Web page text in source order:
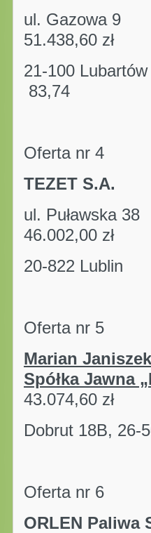
ul.
51.438,60 zł
21-100
83,74
Oferta nr 4
TEZET S.A.
ul.
46.002,00 zł
20-822 Lublin
Oferta nr 5
Marian
Spółka Jawna
43.074,60 zł
Dobrut
Oferta nr 6
ORLEN Paliwa